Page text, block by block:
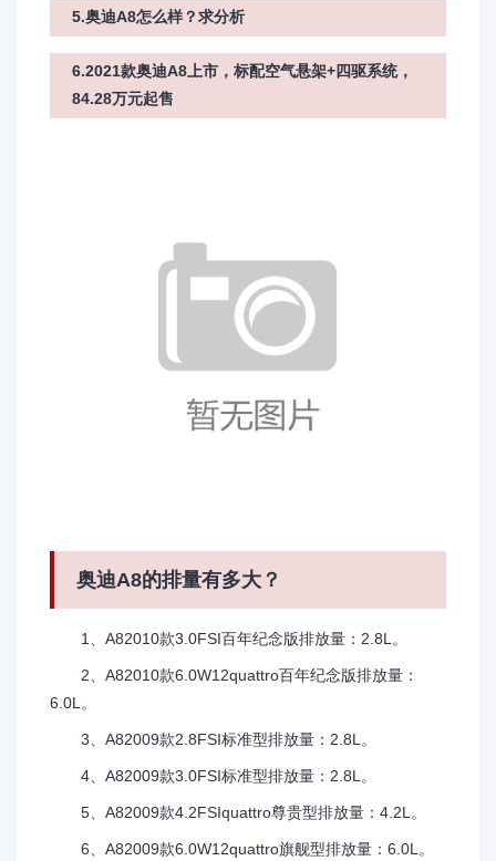
5.奥迪A8怎么样？求分析
6.2021款奥迪A8上市，标配空气悬架+四驱系统，
84.28万元起售
奥迪A8的排量有多大？
1、A82010款3.0FSI百年纪念版排放量：2.8L。
2、A82010款6.0W12quattro百年纪念版排放量：
6.0L。
3、A82009款2.8FSI标准型排放量：2.8L。
4、A82009款3.0FSI标准型排放量：2.8L。
5、A82009款4.2FSIquattro尊贵型排放量：4.2L。
6、A82009款6.0W12quattro旗舰型排放量：6.0L。